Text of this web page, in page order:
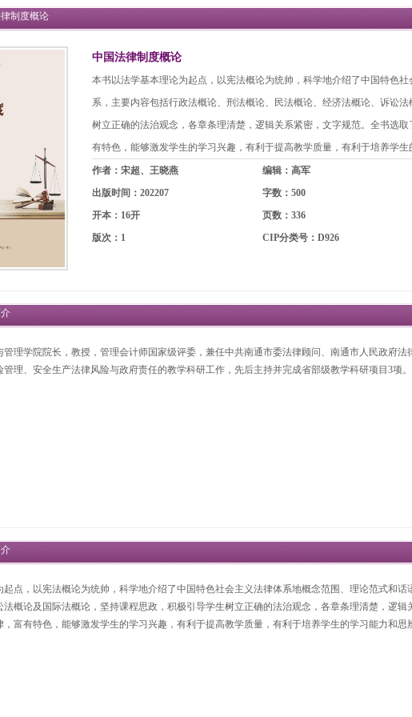
制度概论
中国法律制度概论
本书以法学基本理论为起点，以宪法概论为统帅，科学地介绍了中国特色
系，主要内容包括行政法概论、刑法概论、民法概论、经济法概论、诉讼
树立正确的法治观念，各章条理清楚，逻辑关系紧密，文字规范。全书选
有特色，能够激发学生的学习兴趣，有利于提高教学质量，有利于培养学生
作者：宋超、王晓燕 编辑：高军
出版时间：202207
字数：500
开本：16开
页数：336
版次：1
CIP分类号：D926
管理学院院长，教授，管理会计师国家级评委，兼任中共南通市委法律顾问、南通市人民政府
理、安全生产法律风险与政府责任的教学科研工作，先后主持并完成省部级教学科研项目3项
起点，以宪法概论为统帅，科学地介绍了中国特色社会主义法律体系地概念范围、理论范式和
法概论及国际法概论，坚持课程思政，积极引导学生树立正确的法治观念，各章条理清楚，逻
富有特色，能够激发学生的学习兴趣，有利于提高教学质量，有利于培养学生的学习能力和思